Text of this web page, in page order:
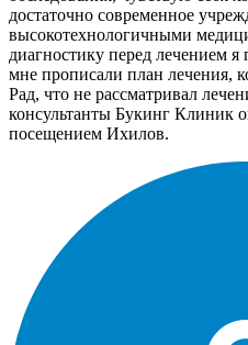
достаточно современное
высокотехнологичными
диагностику перед лечением
мне прописали план лечения,
Рад, что не рассматривал
консультанты Букинг Клиник
посещением Ихилов.